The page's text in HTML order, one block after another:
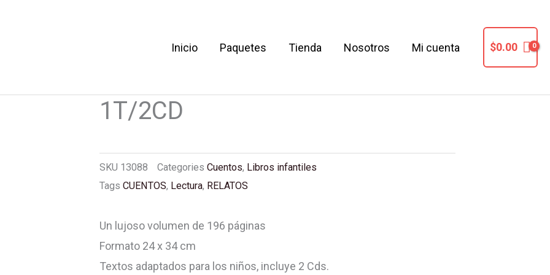
Inicio Paquetes Tienda Nosotros Mi cuenta $0.00
1T/2CD
SKU 13088 Categories Cuentos, Libros infantiles
Tags CUENTOS, Lectura, RELATOS
Un lujoso volumen de 196 páginas
Formato 24 x 34 cm
Textos adaptados para los niños, incluye 2 Cds.